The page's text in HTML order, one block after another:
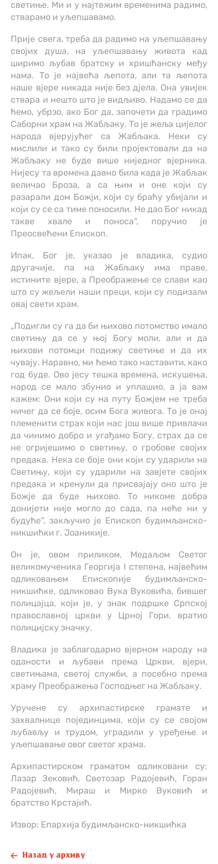
светиње. Ми и у најтежим временима радимо,
стварамо и уљепшавамо.
Прије свега, треба да радимо на уљепшавању
својих душа, на уљепшавању живота кад
ширимо љубав братску и хришћанску међу
нама. То је највећа љепота, али та љепота
наше вјере никада није без дјела. Она увијек
ствара и нешто што је видљиво. Надамо се да
ћемо, убрзо, ако Бог да, започети да градимо
Саборни храм на Жабљаку. То је жеља цијелог
народа вјерујућег са Жабљака. Неки су
мислили и тако су били пројектовали да на
Жабљаку не буде више ниједног вјерника.
Нијесу та времена давно била када је Жабљак
величао Броза, а са њим и оне који су
разарали дом Божји, који су браћу убијали и
који су се са тиме поносили. Не дао Бог никад
такве хвале и поноса“, поручио је
Преосвећени Епископ.
Ипак, Бог је, указао је владика, судио
другачије, па на Жабљаку има праве,
истините вјере, а Преображење се слави као
што су жељели наши преци, који су подизали
овај свети храм.
„Подигли су га да би њихово потомство имало
светињу да се у њој Богу моли, али и да
њихови потомци подижу светиње и да их
чувају. Наравно, ми ћемо тако наставити, како
год буде. Ово јесу тешка времена, искушења,
народ се мало збунио и уплашио, а ја вам
кажем: Они који су на путу Божјем не треба
ничег да се боје, осим Бога живога. То је онај
племенити страх који нас још више привлачи
да чинимо добро и угађамо Богу, страх да се
не огријешимо о светињу, о гробове својих
предака. Нека се боје они који су ударили на
Светињу, који су ударили на завјете својих
предака и кренули да присвајају оно што је
Божје да буде њихово. То никоме добра
донијети није могло до сада, па неће ни у
будуће“, закључио је Епископ будимљанско-
никшићки г. Јоаникије.
Он је, овом приликом, Медаљом Светог
великомученика Георгија I степена, највећим
одликовањем Епископије будимљанско-
никшићке, одликовао Вука Вуковића, бившег
полицајца, који је, у знак подршке Српској
православној цркви у Црној Гори, вратио
полицијску значку.
Владика је заблагодарио вјерном народу на
оданости и љубави према Цркви, вјери,
светињама, светој служби, а посебно према
храму Преображења Господњег на Жабљаку.
Уручене су архипастирске грамате и
захвалнице појединцима, који су се својом
љубављу и трудом, уградили у уређење и
уљепшавање овог светог храма.
Архипастирском граматом одликовани су:
Лазар Зековић, Светозар Радојевић, Горан
Радојевић, Мираш и Мирко Вуковић и
братство Крстајић.
Извор: Епархија будимљанско-никшићка
Назад у архиву